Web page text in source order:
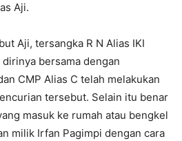
Aji.
Aji, tersangka R N Alias IKI
bersama dengan
CMP Alias C telah melakukan
tersebut. Selain itu benar
masuk ke rumah atau bengkel
milik Irfan Pagimpi dengan cara